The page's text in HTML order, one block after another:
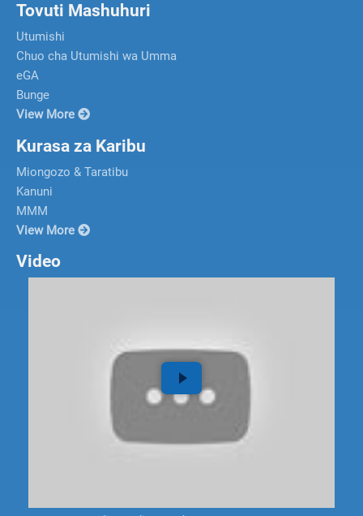
Tovuti Mashuhuri
Utumishi
Chuo cha Utumishi wa Umma
eGA
Bunge
View More
Kurasa za Karibu
Miongozo & Taratibu
Kanuni
MMM
View More
Video